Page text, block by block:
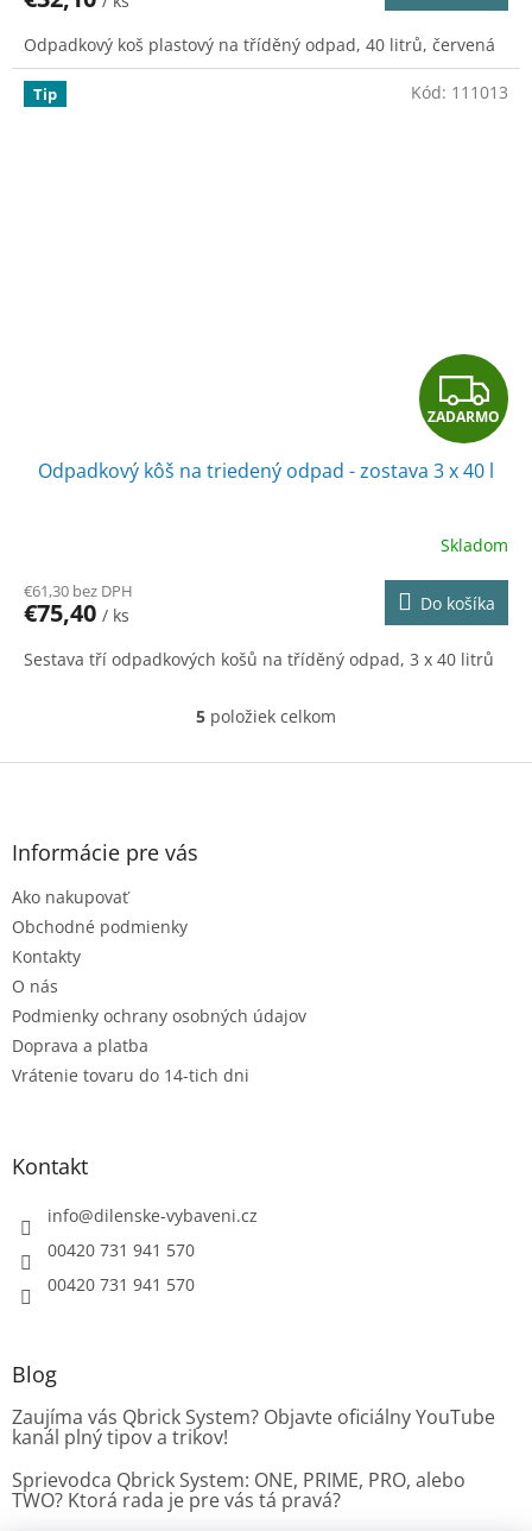
Odpadkový koš plastový na tříděný odpad, 40 litrů, červená
Tip
Z
A
D
A
R
M
ZADARMO
Odpadkový kôš na triedený odpad - zostava 3 x 40 l
Skladom
€61,30 bez DPH
€75,40 / ks
Do košíka
Sestava tří odpadkových košů na tříděný odpad, 3 x 40 litrů
Kód: 111013
O
l
y
5 položiek celkom
Z
Informácie pre vás
Ako nakupovať
Obchodné podmienky
Kontakty
O nás
Podmienky ochrany osobných údajov
Doprava a platba
Vrátenie tovaru do 14-tich dni
Kontakt
info@dilenske-vybaveni.cz
00420 731 941 570
00420 731 941 570
Blog
Zaujíma vás Qbrick System? Objavte oficiálny YouTube
kanál plný tipov a trikov!
Sprievodca Qbrick System: ONE, PRIME, PRO, alebo
TWO? Ktorá rada je pre vás tá pravá?